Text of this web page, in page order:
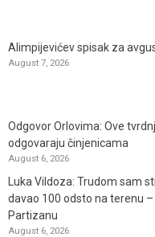
Alimpijevićev spisak za
August 7, 2026
Odgovor Orlovima: ​Ove
odgovaraju činjenicama
August 6, 2026
Luka Vildoza: Trudom sam
davao 100 odsto na terenu
Partizanu
August 6, 2026